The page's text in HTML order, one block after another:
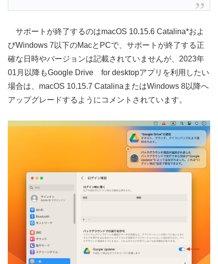
サポートが終了するのはmacOS 10.15.6 Catalina*およ
びWindows 7以下のMacとPCで、サポートが終了する正
確な日時やバージョンは記載されていませんが、2023年
01月以降もGoogle Drive for desktopアプリを利用したい
場合は、macOS 10.15.7 CatalinaまたはWindows 8以降へ
アップグレードするようにコメントされています。